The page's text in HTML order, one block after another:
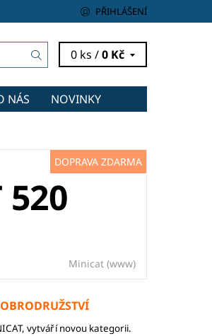
PŘIHLÁŠENÍ
0 ks /0 Kč
NÁS
NOVINKY
DOPRAVA ZDARMA
520
Minicat (www)
vytváří novou kategorii.